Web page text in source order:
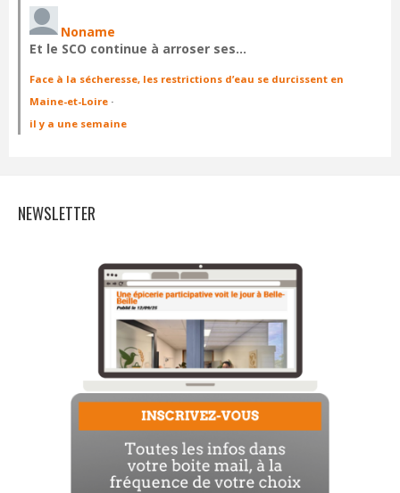
Noname
Et le SCO continue à arroser ses…
Face à la sécheresse, les restrictions d’eau se durcissent en
Maine-et-Loire ·
il y a une semaine
NEWSLETTER